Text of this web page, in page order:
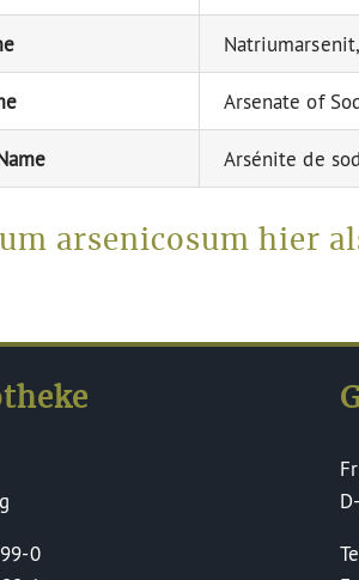
Arsenate of
Arsénite de
arsenicosum hier
0